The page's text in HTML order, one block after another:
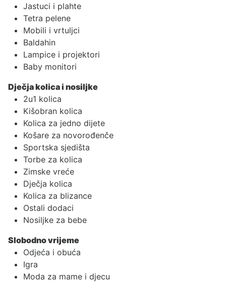
Jastuci i plahte
Tetra pelene
Mobili i vrtuljci
Baldahin
Lampice i projektori
Baby monitori
Dječja kolica i nosiljke
2u1 kolica
Kišobran kolica
Kolica za jedno dijete
Košare za novorođenče
Sportska sjedišta
Torbe za kolica
Zimske vreće
Dječja kolica
Kolica za blizance
Ostali dodaci
Nosiljke za bebe
Slobodno vrijeme
Odjeća i obuća
Igra
Moda za mame i djecu